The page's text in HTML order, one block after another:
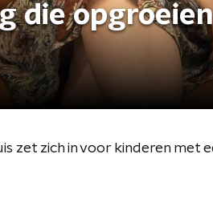
die
zet zich in voor kinderen met